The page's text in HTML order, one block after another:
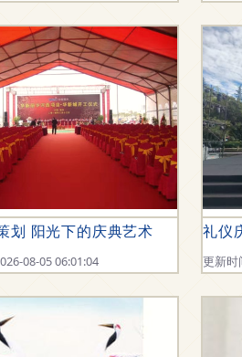
典策划公司解析
划 阳光下的庆典艺术
08-05 06:01:04
礼仪
更新时